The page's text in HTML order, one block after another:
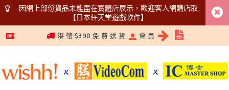
因網上部份貨品未能盡在實體店展示，歡迎客人網購店取
【日本任天堂遊戲軟件】
5366 1340
港 幣 $390 免 費 送 貨 會 員